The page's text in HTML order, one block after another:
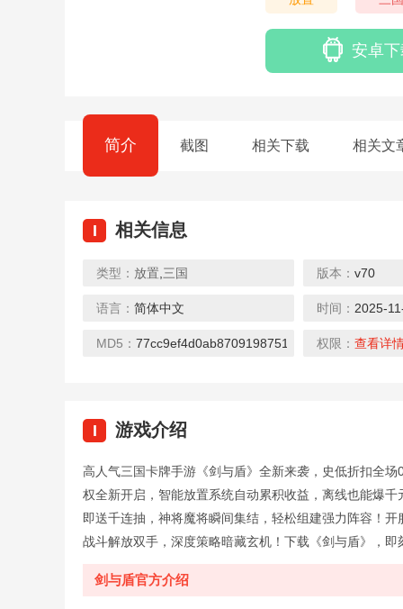
安卓
简介 截图 相关下载 相关文
I 相关信息
类型： 放置 三国 版本： v70
语言： 简体中文 时间： 2025-
MD5： 77cc9ef4d0ab8709198751b8e2706fcc
权限： 查看详
I 游戏介绍
高人气三国卡牌手游《剑与盾》全新来袭，史低折扣全
权全新开启，智能放置系统自动累积收益，离线也能爆
即送千连抽，神将魔将瞬间集结，轻松组建强力阵容！
战斗解放双手，深度策略暗藏玄机！下载《剑与盾》，
剑与盾官方介绍
下载
暴击猎人（绝世武侠0.1折）
君临传奇（0.1魂环砍怪刀刀爆）
下载
剑雨九天（0.1折遥遥领仙）
下载